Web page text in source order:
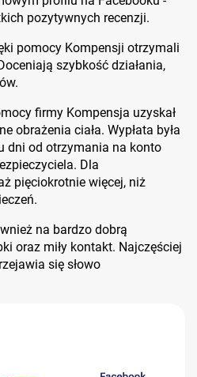
pozytywnych recenzji.
pomocy Kompensji otrzymali
szybkość działania,
firmy Kompensja uzyskał
obrażenia ciała. Wypłata była
dni od otrzymania na konto
Dla
pięciokrotnie więcej, niż
na bardzo dobrą
oraz miły kontakt. Najczęściej
się słowo